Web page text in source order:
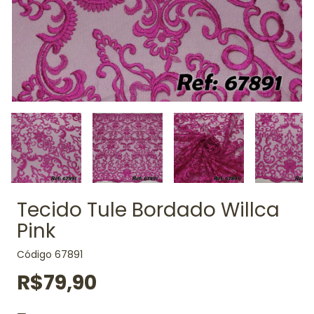
Tecido Tule Bordado Willca
Pink
Código 67891
R$79,90